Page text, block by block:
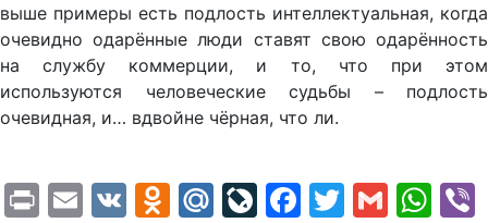
выше примеры есть подлость интеллектуальная, когда
очевидно одарённые люди ставят свою одарённость
на службу коммерции, и то, что при этом
используются человеческие судьбы – подлость
очевидная, и… вдвойне чёрная, что ли.
PrintEmail
VK Odnoklassniki
Mail.Ru
LiveJournal
Facebook
Twitter
Gmail